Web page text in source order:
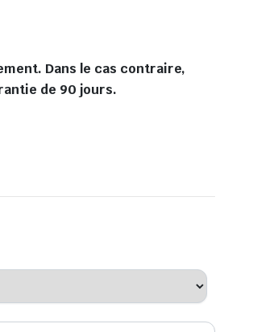
Dans le cas contraire,
de 90 jours.